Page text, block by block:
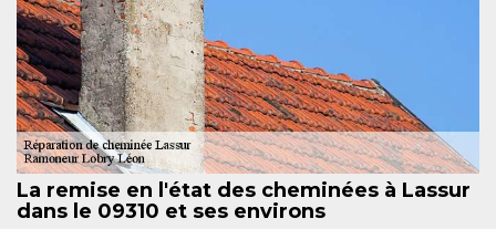
La remise en l'état des cheminées à Lassur
dans le 09310 et ses environs